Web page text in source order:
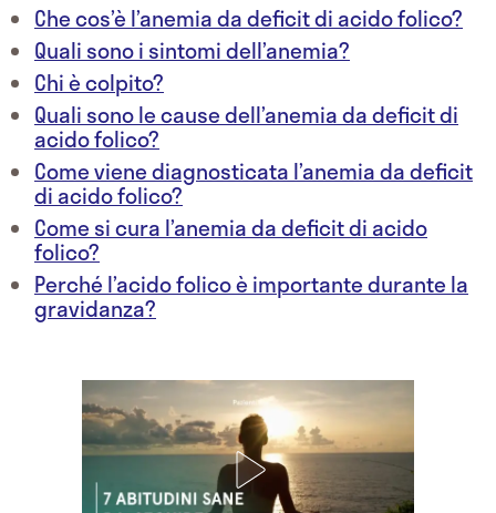
Che cos’è l’anemia da deficit di acido folico?
Quali sono i sintomi dell’anemia?
Chi è colpito?
Quali sono le cause dell’anemia da deficit di
acido folico?
Come viene diagnosticata l’anemia da deficit
di acido folico?
Come si cura l’anemia da deficit di acido
folico?
Perché l’acido folico è importante durante la
gravidanza?